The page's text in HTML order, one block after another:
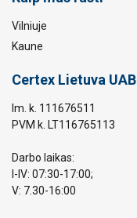
Vilniuje
Kaune
Certex Lietuva UAB
Im. k. 111676511
PVM k. LT116765113
Darbo laikas:
I-IV: 07:30-17:00;
V: 7.30-16:00